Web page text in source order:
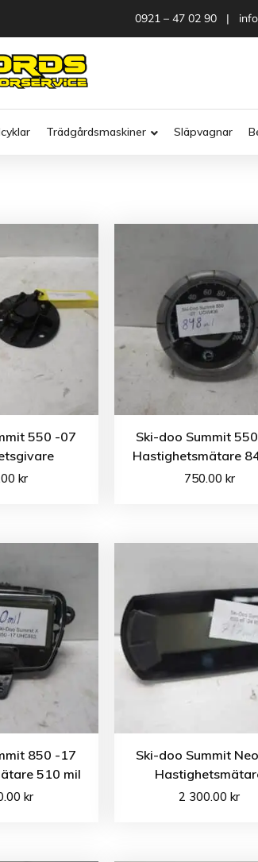
0921 – 47 02 90 |
Trädgårdsmaskiner Släpvagnar
550 -07
kr
Ski-doo Summit
Hastighetsmätare
750.00 kr
850 -17
510 mil
kr
Ski-doo Summit
2 300.00kr